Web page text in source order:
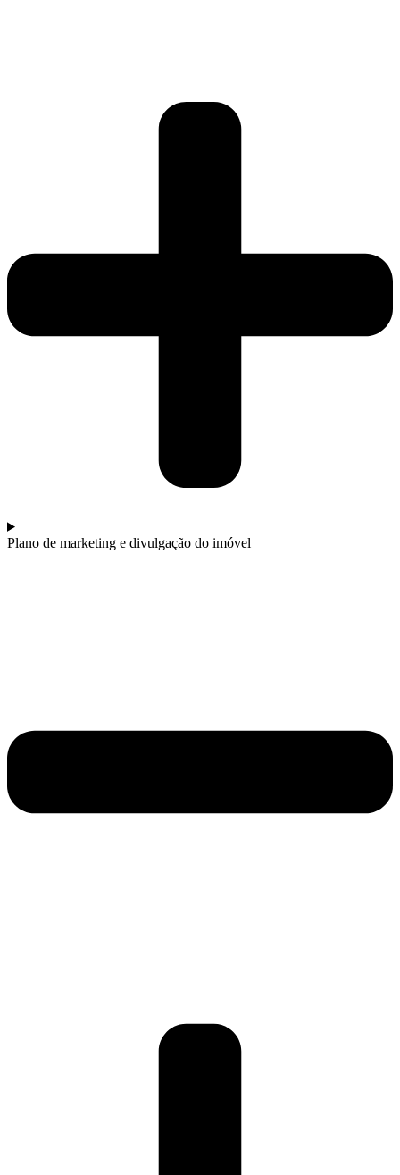
Plano de marketing e divulgação do imóvel